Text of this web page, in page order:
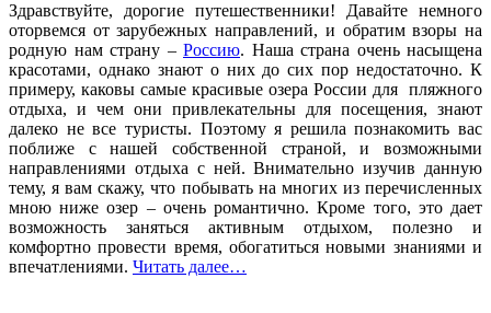
Здравствуйте, дорогие путешественники! Давайте немного
оторвемся от зарубежных направлений, и обратим взоры на
родную нам страну – Россию. Наша страна очень насыщена
красотами, однако знают о них до сих пор недостаточно. К
примеру, каковы самые красивые озера России для пляжного
отдыха, и чем они привлекательны для посещения, знают
далеко не все туристы. Поэтому я решила познакомить вас
поближе с нашей собственной страной, и возможными
направлениями отдыха с ней. Внимательно изучив данную
тему, я вам скажу, что побывать на многих из перечисленных
мною ниже озер – очень романтично. Кроме того, это дает
возможность заняться активным отдыхом, полезно и
комфортно провести время, обогатиться новыми знаниями и
впечатлениями. Читать далее…